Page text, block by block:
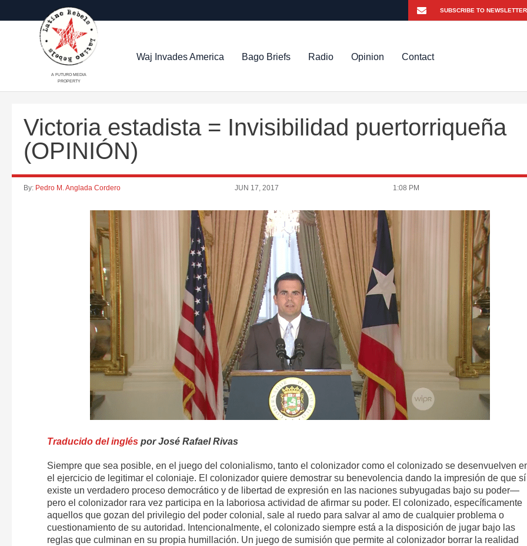
A FUTURO MEDIA
PROPERTY
Waj Invades America Bago Briefs Radio Opinion Contact
Victoria estadista = Invisibilidad puertorriqueña
(OPINIÓN)
By: Pedro M. Anglada Cordero JUN 17, 2017 1:08 PM
Traducido del inglés por José Rafael Rivas
Siempre que sea posible, en el juego del colonialismo, tanto el colonizador como el colonizado se desenvuelven
el ejercicio de legitimar el coloniaje. El colonizador quiere demostrar su benevolencia dando la impresión de que sí
existe un verdadero proceso democrático y de libertad de expresión en las naciones subyugadas bajo su poder—
pero el colonizador rara vez participa en la laboriosa actividad de afirmar su poder. El colonizado, específicamente
aquellos que gozan del privilegio del poder colonial, sale al ruedo para salvar al amo de cualquier problema o
cuestionamiento de su autoridad. Intencionalmente, el colonizado siempre está a la disposición de jugar bajo las
reglas que culminan en su propia humillación. Un juego de sumisión que permite al colonizador borrar la realidad